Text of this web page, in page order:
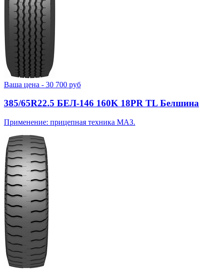
Ваша цена - 30 700 руб
385/65R22.5 БЕЛ-146 160K 18PR TL Белшина
Применение: прицепная техника МАЗ.